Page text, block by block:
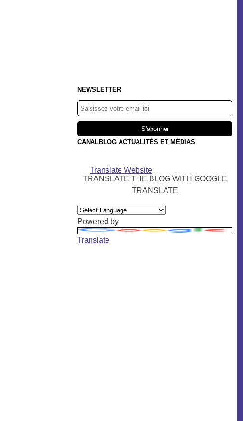
NEWSLETTER
CANALBLOG ACTUALITÉS ET MÉDIAS
Translate Website
TRANSLATE THE BLOG WITH GOOGLE
TRANSLATE
Powered by
Translate